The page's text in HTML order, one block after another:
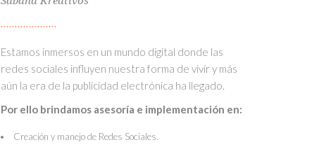
Estamos inmersos en un mundo digital donde las
redes sociales influyen nuestra forma de vivir y más
aún la era de la publicidad electrónica ha llegado.
Por ello brindamos asesoría e implementación en:
Creación y manejo de Redes Sociales.